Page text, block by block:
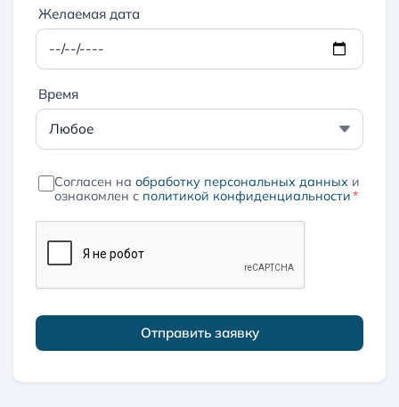
Желаемая дата
Время
Согласен на обработку персональных данных и
ознакомлен с политикой конфиденциальности*
Отправить заявку